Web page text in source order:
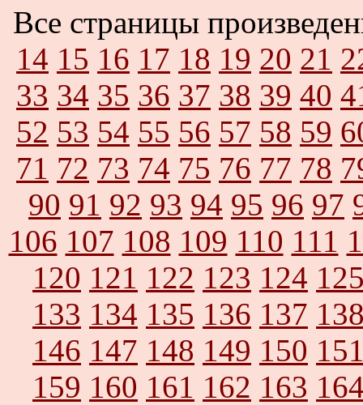
Все страницы
14 15 16 17 18 19 20 21
33 34 35 36 37 38 39 40
52 53 54 55 56 57 58 59
71 72 73 74 75 76 77 78
90 91 92 93 94 95 96 97
106 107 108 109 110 111
120 121 122 123 124
133 134 135 136 137
146 147 148 149 150
159 160 161 162 163